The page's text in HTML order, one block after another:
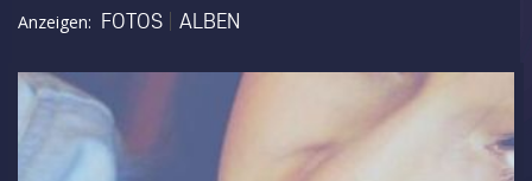
Anzeigen: FOTOS ALBEN